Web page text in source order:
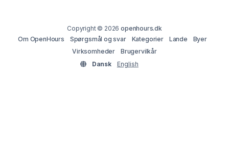
Copyright © 2026openhours.dk
Om OpenHours
Spørgsmål og svar Kategorier Lande
Byer
Virksomheder
Brugervilkår
Dansk
English